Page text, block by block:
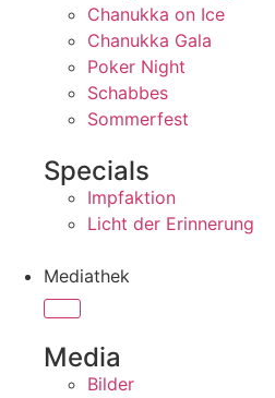
Chanukka on Ice
Chanukka Gala
Poker Night
Schabbes
Sommerfest
Specials
Impfaktion
Licht der Erinnerung
Mediathek
Media
Bilder